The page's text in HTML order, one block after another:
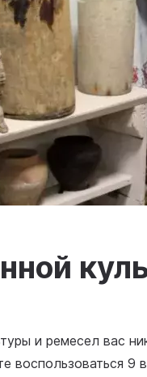
и ремесел вас
воспользоваться 9